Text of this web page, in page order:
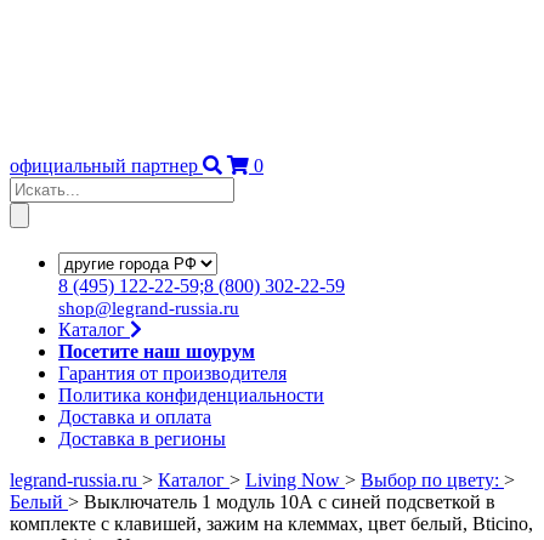
официальный партнер 0
8 (495) 122-22-59;8 (800) 302-22-59
shop@legrand-russia.ru
Каталог
Посетите наш шоурум
Гарантия от производителя
Политика конфиденциальности
Доставка и оплата
Доставка в регионы
legrand-russia.ru > Каталог > Living Now > Выбор по цвету: >
Белый > Выключатель 1 модуль 10А с синей подсветкой в
комплекте с клавишей, зажим на клеммах, цвет белый, Bticino,